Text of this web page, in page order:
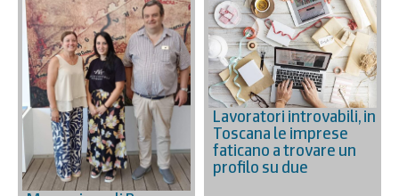
Lavoratori introvabili, in
Toscana le imprese
faticano a trovare un
profilo su due